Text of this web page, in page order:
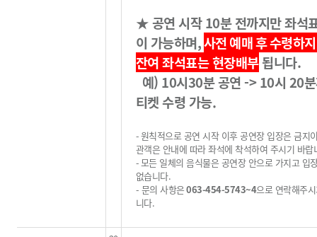
★공연 시작10분 전까지만 좌석
이 가능하며,사전 예매 후수령하
잔여 좌석표는 현장배부됩니다.
예) 10시30분 공연 -> 10시 20
티켓 수령 가능.
-원칙적으로 공연 시작 이후 공연장 입장은 금지
관객은 안내에 따라 좌석에 착석하여 주시기 바랍
-모든 일체의 음식물은 공연장 안으로 가지고 입
없습니다.
- 문의 사항은063-454-5743~4으로 연락해주
니다.